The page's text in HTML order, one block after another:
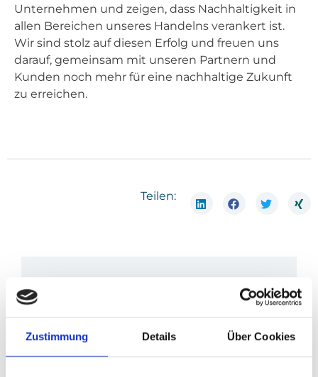
Zustimmung Details Über Cookies
Unter­neh­men und zei­gen, dass Nach­hal­tig­keit in
allen Berei­chen unse­res Han­delns ver­an­kert ist.
Wir sind stolz auf die­sen Erfolg und freu­en uns
dar­auf, gemein­sam mit unse­ren Part­nern und
Kun­den noch mehr für eine nach­hal­ti­ge Zukunft
zu errei­chen.
Teilen:
Rücknahmelösungen und Bewertung der
Recyclingfähigkeit nach §21 VerpackG.
Verpackung Direkt